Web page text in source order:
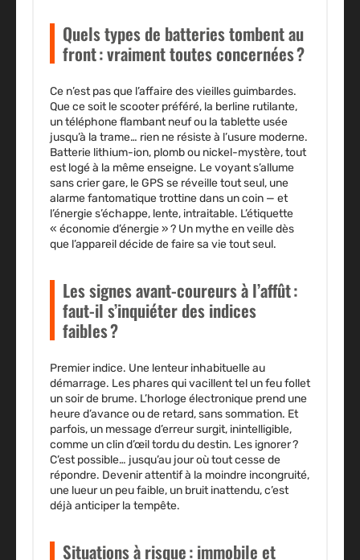
Quels types de batteries tombent au
front : vraiment toutes concernées ?
Ce n’est pas que l’affaire des vieilles guimbardes.
Que ce soit le scooter préféré, la berline rutilante,
un téléphone flambant neuf ou la tablette usée
jusqu’à la trame… rien ne résiste à l’usure moderne.
Batterie lithium-ion, plomb ou nickel-mystère, tout
est logé à la même enseigne. Le voyant s’allume
sans crier gare, le GPS se réveille tout seul, une
alarme fantomatique trottine dans un coin — et
l’énergie s’échappe, lente, intraitable. L’étiquette
« économie d’énergie » ? Un mythe en veille dès
que l’appareil décide de faire sa vie tout seul.
Les signes avant-coureurs à l’affût :
faut-il s’inquiéter des indices
faibles ?
Premier indice. Une lenteur inhabituelle au
démarrage. Les phares qui vacillent tel un feu follet
un soir de brume. L’horloge électronique prend une
heure d’avance ou de retard, sans sommation. Et
parfois, un message d’erreur surgit, inintelligible,
comme un clin d’œil tordu du destin. Les ignorer ?
C’est possible… jusqu’au jour où tout cesse de
répondre. Devenir attentif à la moindre incongruité,
une lueur un peu faible, un bruit inattendu, c’est
déjà anticiper la tempête.
Situations à risque : immobile et